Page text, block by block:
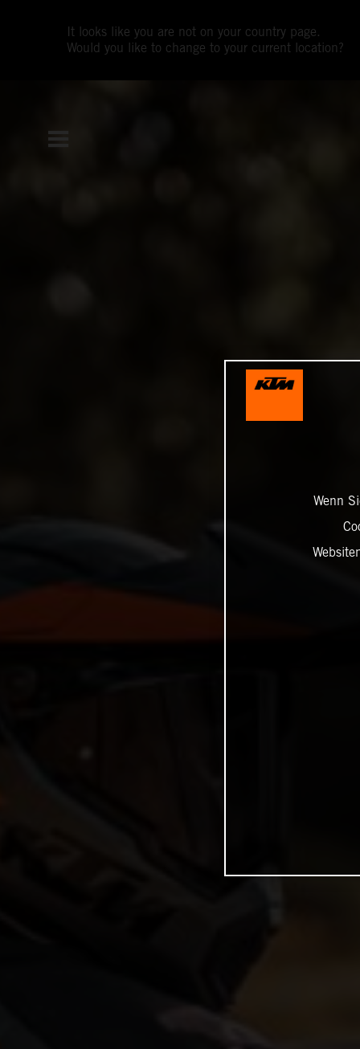
It looks like you are not on your country page.
Would you like to change to your current location?
Wenn